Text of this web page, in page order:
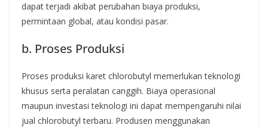
dapat terjadi akibat perubahan biaya produksi,
permintaan global, atau kondisi pasar.
b. Proses Produksi
Proses produksi karet chlorobutyl memerlukan teknologi
khusus serta peralatan canggih. Biaya operasional
maupun investasi teknologi ini dapat mempengaruhi nilai
jual chlorobutyl terbaru. Produsen menggunakan